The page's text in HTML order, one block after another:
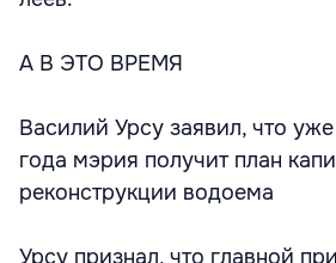
А В ЭТО ВРЕМЯ
Василий Урсу заявил, что
года мэрия получит план
реконструкции водоема
Урсу признал, что главной